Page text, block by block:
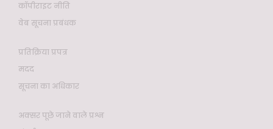
कॉपीराइट नीति
वेब सूचना प्रबंधक
प्रतिक्रिया प्रपत्र
मदद
सूचना का अधिकार
अक्सर पूछे जाने वाले प्रश्न